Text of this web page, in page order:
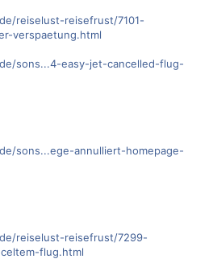
reiselust-reisefrust/7101-
verspaetung.html
sons...4-easy-jet-cancelled-flug-
sons...ege-annulliert-homepage-
reiselust-reisefrust/7299-
flug.html